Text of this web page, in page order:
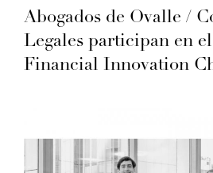
Abogados de Ovalle /
Legales participan en
Financial Innovation